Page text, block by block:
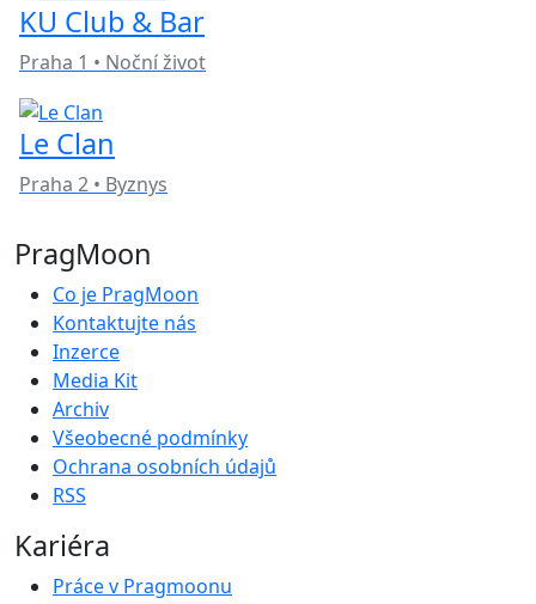
KU Club & Bar
Praha 1 • Noční život
Le Clan
Praha 2 • Byznys
PragMoon
Co je PragMoon
Kontaktujte nás
Inzerce
Media Kit
Archiv
Všeobecné podmínky
Ochrana osobních údajů
RSS
Kariéra
Práce v Pragmoonu